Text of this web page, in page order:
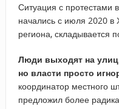
Ситуация с протестами
начались с июля 2020 в
региона, складывается
Люди выходят на
но власти просто
координатор местного
предложил более